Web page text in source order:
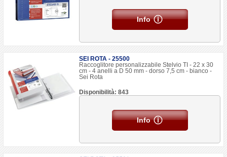
Info
SEI ROTA - 25500
Raccoglitore personalizzabile Stelvio TI - 22 x 30
cm - 4 anelli a D 50 mm - dorso 7,5 cm - bianco -
Sei Rota
Disponibilità: 843
Info